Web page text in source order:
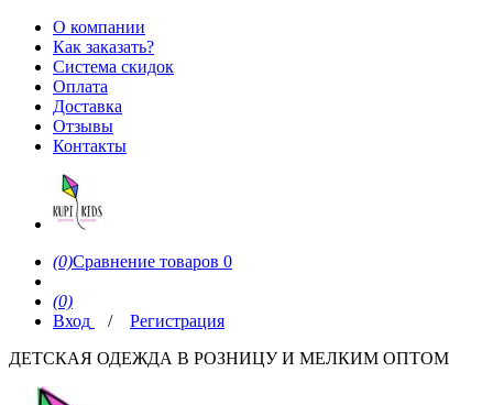
О компании
Как заказать?
Система скидок
Оплата
Доставка
Отзывы
Контакты
(0)Сравнение товаров 0
(0)
Вход
/
Регистрация
ДЕТСКАЯ ОДЕЖДА В РОЗНИЦУ И МЕЛКИМ ОПТОМ